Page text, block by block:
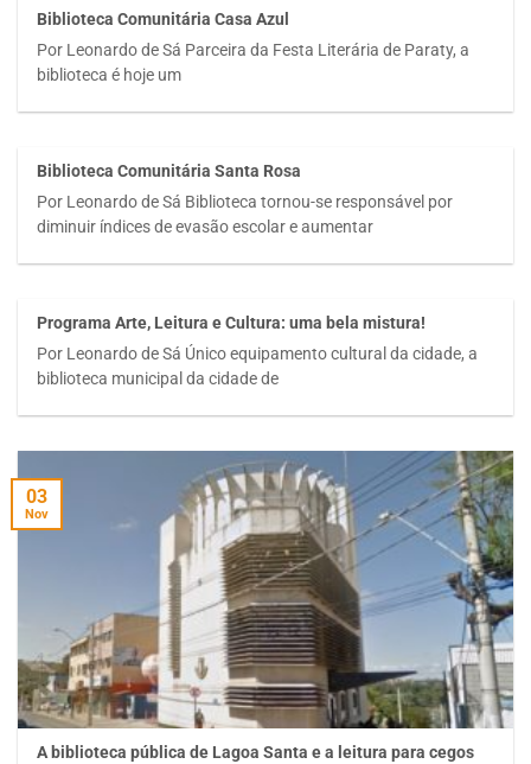
Biblioteca Comunitária Casa Azul
Por Leonardo de Sá Parceira da Festa Literária de Paraty, a
biblioteca é hoje um
Biblioteca Comunitária Santa Rosa
Por Leonardo de Sá Biblioteca tornou-se responsável por
diminuir índices de evasão escolar e aumentar
Programa Arte, Leitura e Cultura: uma bela mistura!
Por Leonardo de Sá Único equipamento cultural da cidade, a
biblioteca municipal da cidade de
A biblioteca pública de Lagoa Santa e a leitura para cegos
03
Nov